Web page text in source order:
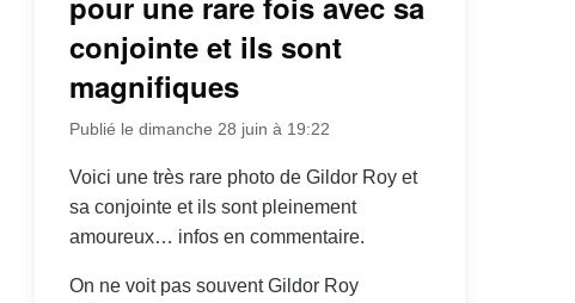
conjointe et ils sont
magnifiques
Publié le dimanche 28 juin à 19:22
Voici une très rare photo de Gildor Roy et
sa conjointe et ils sont pleinement
amoureux… infos en commentaire.
On ne voit pas souvent Gildor Roy